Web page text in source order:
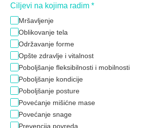
Ciljevi na kojima radim *
Mršavljenje
Oblikovanje tela
Održavanje forme
Opšte zdravlje i vitalnost
Poboljšanje fleksibilnosti i mobilnosti
Poboljšanje kondicije
Poboljšanje posture
Povećanje mišićne mase
Povećanje snage
Prevencija povreda